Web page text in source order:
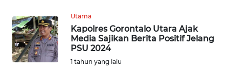
Utama
Kapolres Gorontalo Utara Ajak
Media Sajikan Berita Positif Jelang
PSU 2024
1 tahun yang lalu
SUMBAR
WN
SUMSEL